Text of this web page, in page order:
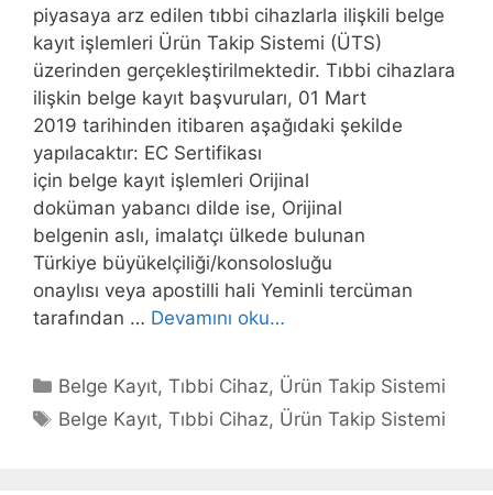
piyasaya arz edilen tıbbi cihazlarla ilişkili belge
kayıt işlemleri Ürün Takip Sistemi (ÜTS)
üzerinden gerçekleştirilmektedir. Tıbbi cihazlara
ilişkin belge kayıt başvuruları, 01 Mart
2019 tarihinden itibaren aşağıdaki şekilde
yapılacaktır: EC Sertifikası
için belge kayıt işlemleri Orijinal
doküman yabancı dilde ise, Orijinal
belgenin aslı, imalatçı ülkede bulunan
Türkiye büyükelçiliği/konsolosluğu
onaylısı veya apostilli hali Yeminli tercüman
tarafından … Devamını oku…
Sistemi
Belge
Kayıt
Kategoriler
Belge Kayıt,Tıbbi Cihaz, Ürün Takip Sistemi
Etiketler
Belge Kayıt,Tıbbi Cihaz, Ürün Takip Sistemi